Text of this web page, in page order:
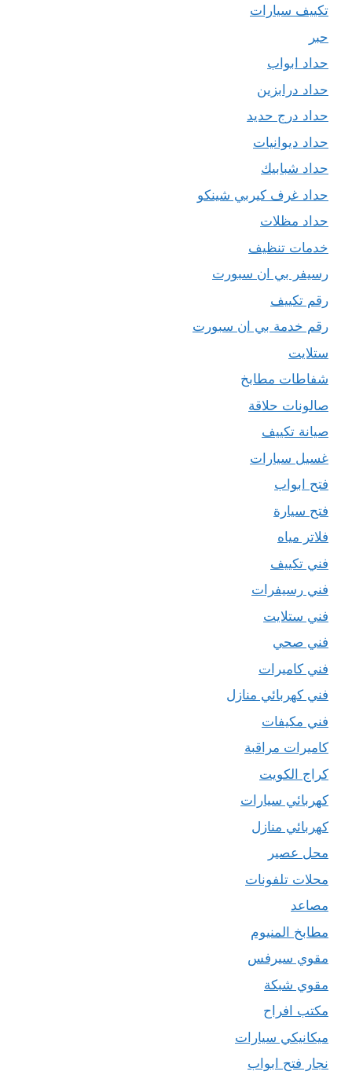
تكييف سيارات
حبر
حداد ابواب
حداد درابزين
حداد درج حديد
حداد ديوانيات
حداد شبابيك
حداد غرف كيربي شينكو
حداد مظلات
خدمات تنظيف
رسيفر بي ان سبورت
رقم تكييف
رقم خدمة بي ان سبورت
ستلايت
شفاطات مطابخ
صالونات حلاقة
صيانة تكييف
غسيل سيارات
فتح ابواب
فتح سيارة
فلاتر مياه
فني تكييف
فني رسيفرات
فني ستلايت
فني صحي
فني كاميرات
فني كهربائي منازل
فني مكيفات
كاميرات مراقبة
كراج الكويت
كهربائي سيارات
كهربائي منازل
محل عصير
محلات تلفونات
مصاعد
مطابخ المنيوم
مقوي سيرفس
مقوي شبكة
مكتب افراح
ميكانيكي سيارات
نجار فتح ابواب